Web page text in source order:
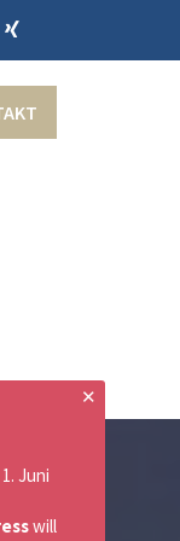
✕
Juni
will